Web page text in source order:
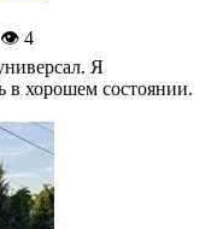
👁 4
Я
в хорошем состоянии.